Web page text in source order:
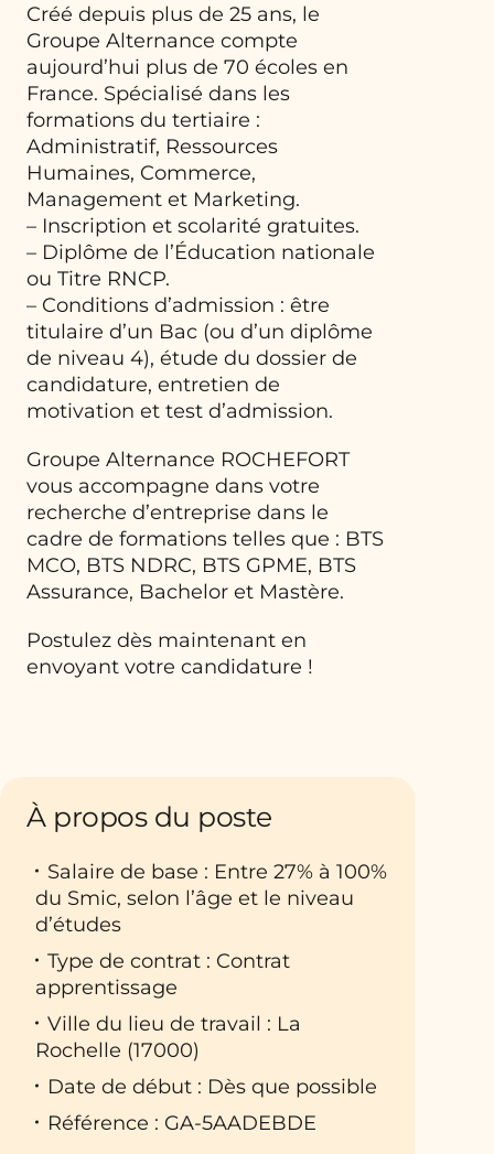
Créé depuis plus de 25 ans, le
Groupe Alternance compte
aujourd’hui plus de 70 écoles en
France. Spécialisé dans les
formations du tertiaire :
Administratif, Ressources
Humaines, Commerce,
Management et Marketing.
– Inscription et scolarité gratuites.
– Diplôme de l’Éducation nationale
ou Titre RNCP.
– Conditions d’admission : être
titulaire d’un Bac (ou d’un diplôme
de niveau 4), étude du dossier de
candidature, entretien de
motivation et test d’admission.
Groupe Alternance ROCHEFORT
vous accompagne dans votre
recherche d’entreprise dans le
cadre de formations telles que : BTS
MCO, BTS NDRC, BTS GPME, BTS
Assurance, Bachelor et Mastère.
Postulez dès maintenant en
envoyant votre candidature !
À propos du poste
Salaire de base : Entre 27% à 100%
du Smic, selon l’âge et le niveau
d’études
Type de contrat : Contrat
apprentissage
Ville du lieu de travail : La
Rochelle (17000)
Date de début : Dès que possible
Référence : GA-5AADEBDE